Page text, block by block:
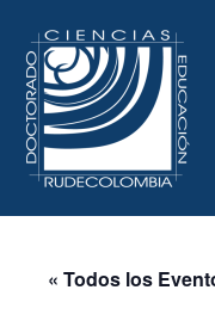
contenido
« Todos los